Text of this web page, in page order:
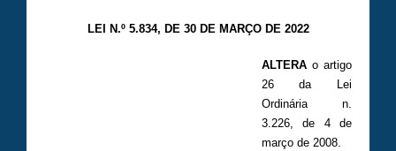
LEI N.º 5.834, DE 30 DE MARÇO DE 2022
ALTERA o artigo
26 da Lei
Ordinária n.
3.226, de 4 de
março de 2008.